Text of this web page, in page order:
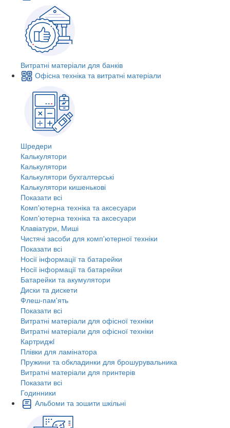
Витратні матеріали для банків
Офісна техніка та витратні матеріали
Шредери
Калькулятори
Калькулятори
Калькулятори бухгалтерські
Калькулятори кишенькові
Показати всі
Комп'ютерна техніка та аксесуари
Комп'ютерна техніка та аксесуари
Клавіатури, Миші
Чистячі засоби для комп'ютерної техніки
Показати всі
Носії інформації та батарейки
Носії інформації та батарейки
Батарейки та акумулятори
Диски та дискети
Флеш-пам'ять
Показати всі
Витратні матеріали для офісної техніки
Витратні матеріали для офісної техніки
Картриджi
Плівки для ламінатора
Пружини та обкладинки для брошурувальника
Витратні матеріали для принтерів
Показати всі
Годинники
Альбоми та зошити шкільні